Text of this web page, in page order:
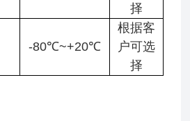
择
-80℃~+20℃
根据客
户可选
择